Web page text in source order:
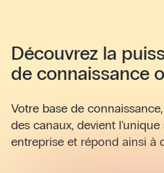
Découvrez la
de connaissance
Votre base de
des canaux, devient
entreprise et répond ainsi à